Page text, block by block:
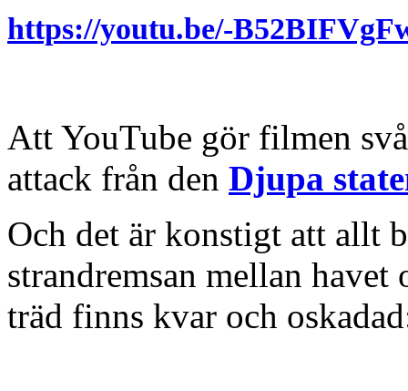
https://youtu.be/-
Att YouTube gör filmen
attack från den Djupa
Och det är konstigt att allt
strandremsan mellan havet
träd finns kvar och